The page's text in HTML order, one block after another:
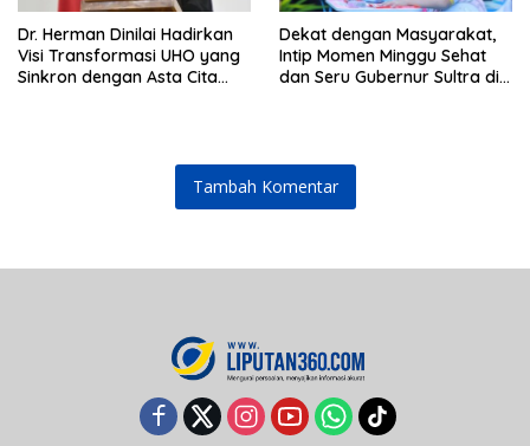
Dr. Herman Dinilai Hadirkan
Visi Transformasi UHO yang
Sinkron dengan Asta Cita
Dekat dengan Masyarakat,
Intip Momen Minggu Sehat
dan Seru Gubernur Sultra di
Tambah Komentar